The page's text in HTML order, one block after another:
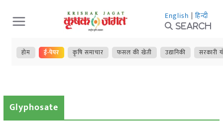
Skip
to
content
English | हिन्दी
Search
होम ई-पेपर कृषि समाचार फसल की खेती उद्यानिकी सरकारी
Glyphosate